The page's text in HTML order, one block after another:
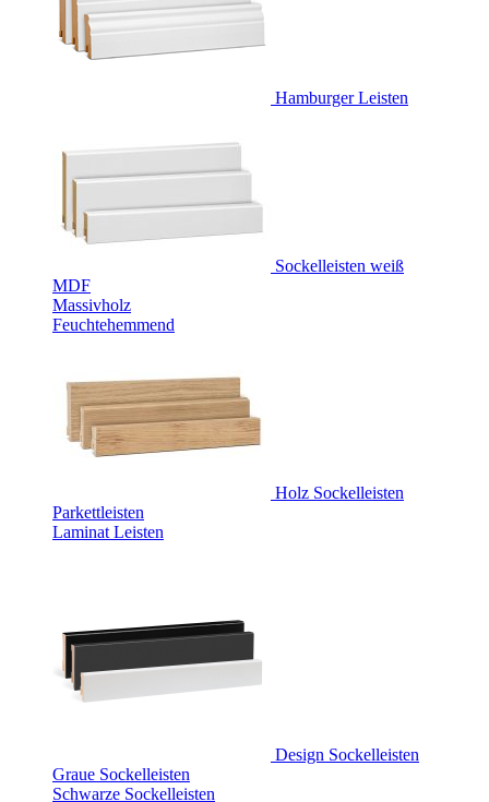
Hamburger Leisten
Sockelleisten weiß
MDF
Massivholz
Feuchtehemmend
Holz Sockelleisten
Parkettleisten
Laminat Leisten
Design Sockelleisten
Graue Sockelleisten
Schwarze Sockelleisten